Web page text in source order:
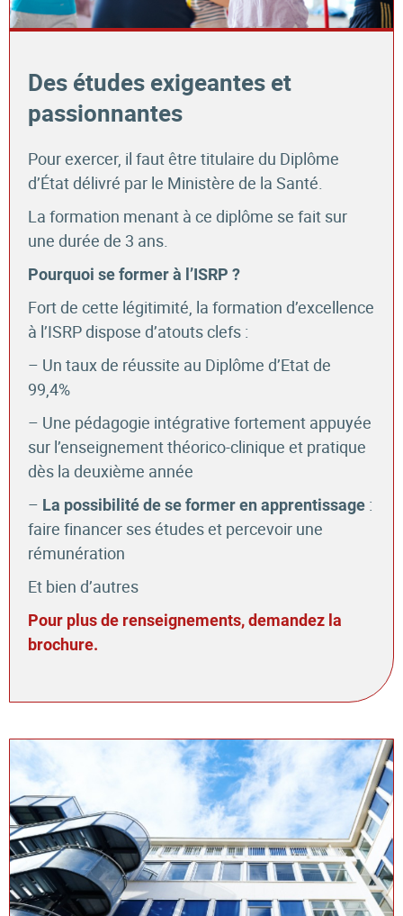
Des études exigeantes et
passionnantes
Pour exercer, il faut être titulaire du Diplôme
d’État délivré par le Ministère de la Santé.
La formation menant à ce diplôme se fait sur
une durée de 3 ans.
Pourquoi se former à l’ISRP ?
Fort de cette légitimité, la formation d’excellence
à l’ISRP dispose d’atouts clefs :
– Un taux de réussite au Diplôme d’Etat de
99,4%
– Une pédagogie intégrative fortement appuyée
sur l’enseignement théorico-clinique et pratique
dès la deuxième année
– La possibilité de se former en apprentissage :
faire financer ses études et percevoir une
rémunération
Et bien d’autres
Pour plus de renseignements, demandez la
brochure.